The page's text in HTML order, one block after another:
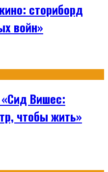
сториборд
войн»
Вишес:
чтобы жить»